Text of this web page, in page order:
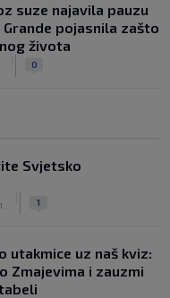
suze najavila pauzu
pojasnila zašto
života
0
Svjetsko
1
utakmice uz naš kviz:
Zmajevima i zauzmi